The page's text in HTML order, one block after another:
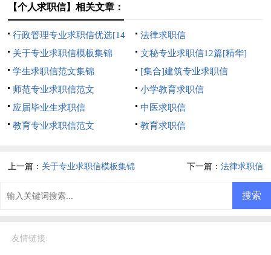
【个人求职信】相关文章：
行政管理专业求职信优选[14
篇]
法律求职信
关于专业求职信模板集锦
文秘专业求职信12篇[精华]
学生求职信范文集锦
[集合]建筑专业求职信
师范专业求职信范文
小学教育求职信
应届毕业生求职信
中医求职信
教育专业求职信范文
教育求职信
上一篇： 关于专业求职信模板集锦 下一篇： 法律求职信
友情链接: